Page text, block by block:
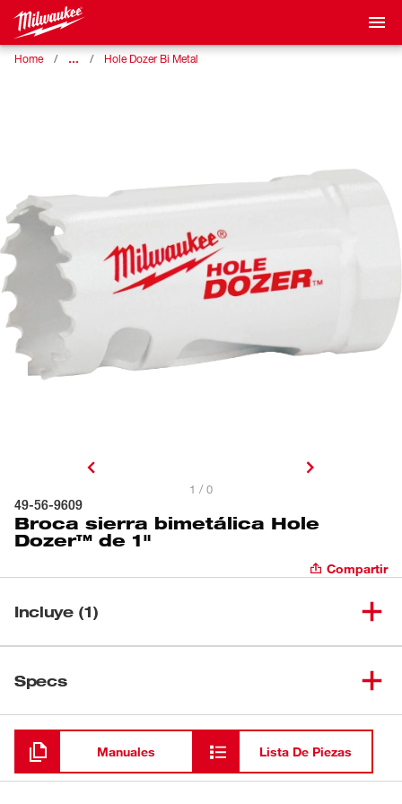
Home … Hole Dozer Bi Metal
1 / 0
49-56-9609
Broca sierra bimetálica Hole
Dozer™ de 1"
Compartir
Incluye (1)
Specs
Cargando
Manuales Lista De Piezas